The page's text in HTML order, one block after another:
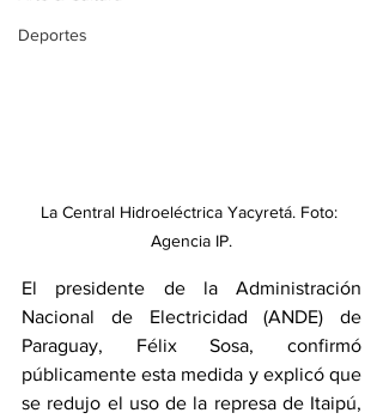
Deportes
La Central Hidroeléctrica Yacyretá. Foto:
Agencia IP.
El presidente de la Administración
Nacional de Electricidad (ANDE) de
Paraguay, Félix Sosa, confirmó
públicamente esta medida y explicó que
se redujo el uso de la represa de Itaipú,